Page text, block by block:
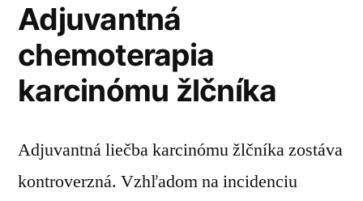
Adjuvantná
chemoterapia
karcinómu žlčníka
Adjuvantná liečba karcinómu žlčníka zostáva
kontroverzná. Vzhľadom na incidenciu